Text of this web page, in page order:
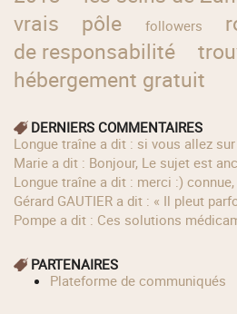
vrais
pôle followers
de responsabilité
hébergement gratuit
DERNIERS COMMENTAIRES
longue traîne a dit : si vous allez
Marie a dit : Bonjour, Le sujet est
longue traîne a dit : merci :)
Gérard GAUTIER a dit : « Il pleut
Pompe a dit : Ces solutions
PARTENAIRES
Plateforme de communiqués